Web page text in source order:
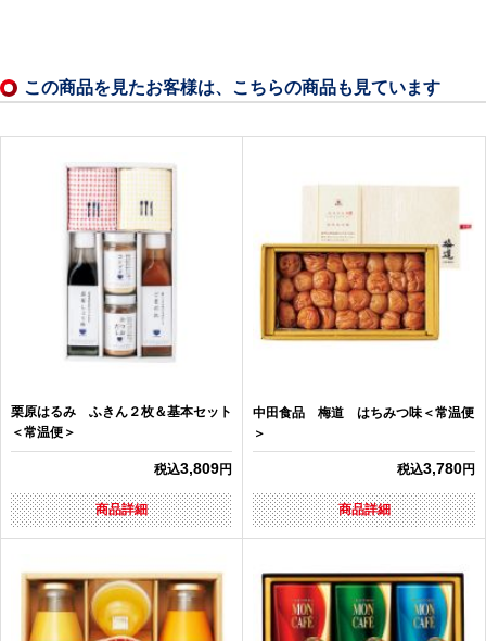
この商品を見たお客様は、こちらの商品も見ています
栗原はるみ ふきん２枚＆基本セット
＜常温便＞
税込3,809円
商品詳細
中田食品 梅道 はちみつ味＜常温便
＞
税込3,780円
商品詳細